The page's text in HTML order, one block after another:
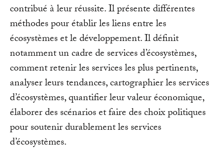
contribué à leur réussite. Il présente différentes
méthodes pour établir les liens entre les
écosystèmes et le développement. Il définit
notamment un cadre de services d’écosystèmes,
comment retenir les services les plus pertinents,
analyser leurs tendances, cartographier les services
d’écosystèmes, quantifier leur valeur économique,
élaborer des scénarios et faire des choix politiques
pour soutenir durablement les services
d’écosystèmes.